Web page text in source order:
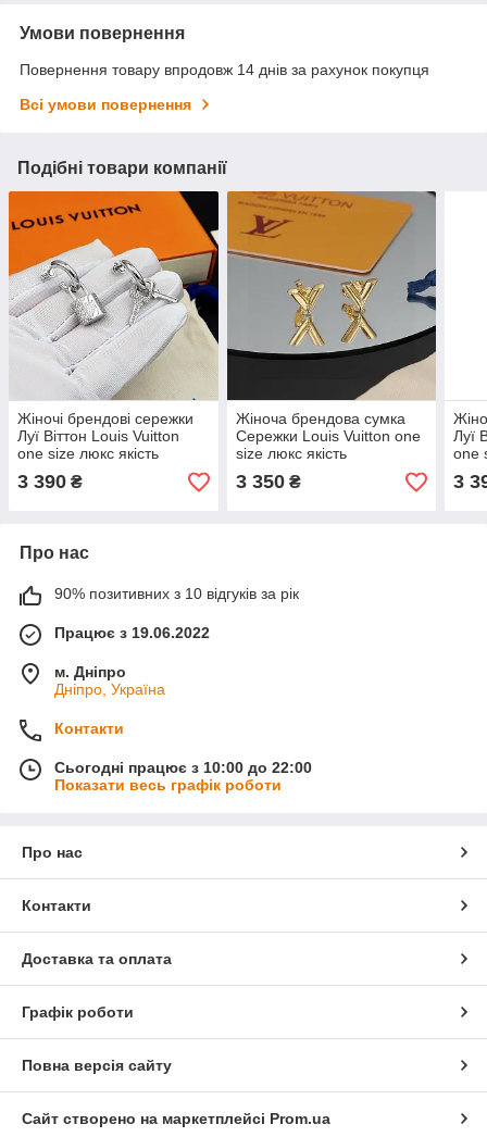
Умови повернення
Повернення товару впродовж 14 днів за рахунок покупця
Всі умови повернення
Подібні товари компанії
Жіночі брендові сережки
Луї Віттон Louis Vuitton
one size люкс якість
3 390 ₴
Жіноча брендова сумка
Сережки Louis Vuitton one
size люкс якість
3 350₴
Луї
one
3
Про нас
90% позитивних з 10 відгуків за рік
Працює з 19.06.2022
м. Дніпро
Дніпро, Україна
Контакти
Сьогодні працює з 10:00 до 22:00
Показати весь графік роботи
Про нас
Контакти
Доставка та оплата
Графік роботи
Повна версія сайту
Сайт створено на маркетплейсі Prom.ua